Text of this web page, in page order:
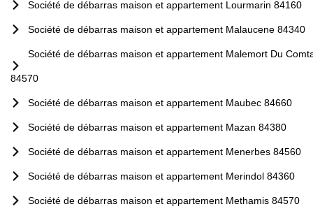
Société de débarras maison et appartement Lourmarin 84160
Société de débarras maison et appartement Malaucene 84340
Société de débarras maison et appartement Malemort Du
84570
Société de débarras maison et appartement Maubec 84660
Société de débarras maison et appartement Mazan 84380
Société de débarras maison et appartement Menerbes 84560
Société de débarras maison et appartement Merindol 84360
Société de débarras maison et appartement Methamis 84570